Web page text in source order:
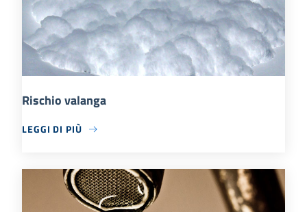
Rischio valanga
LEGGI DI PIÙ